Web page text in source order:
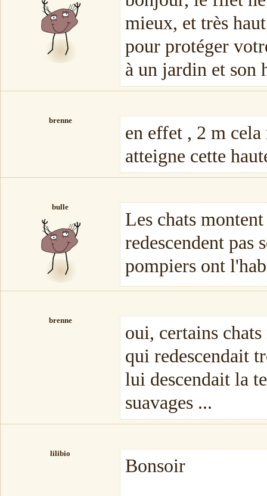
mieux, et très
pour protéger
à un jardin et son
brenne
en effet , 2 m cela
atteigne cette
bulle
Les chats
redescendent pas
pompiers ont
brenne
oui, certains chats
qui redescendait
lui descendait la
suavages ...
lilibio
Bonsoir